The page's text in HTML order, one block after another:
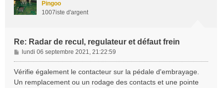
Pingoo
1007iste d'argent
Re: Radar de recul, regulateur et défaut frein
M
e
s
lundi 06 septembre 2021, 21:22:59
Vérifie également le contacteur sur la pédale d'embrayage.
Un remplacement ou un rodage des contacts et une pointe